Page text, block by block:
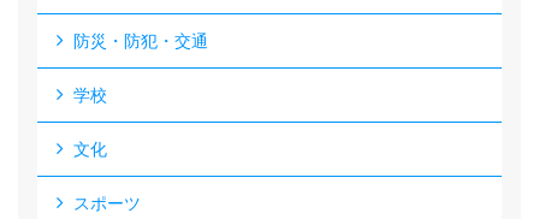
防災・防犯・交通
学校
文化
スポーツ